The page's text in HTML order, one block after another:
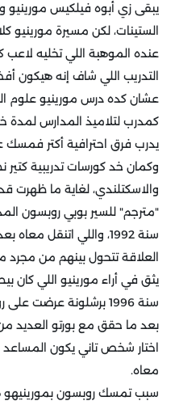
يبقى زي أبوه فيلكيس
الستينات، لكن مسيرة مورينيو
عنده الموهبة اللي تخليه لاعب
التدريب اللي شاف إنه هيكون
عشان كده درس مورينيو علوم
كمدرب لتلاميذ المدارس
يدرب فرق احترافية أكتر
وكمان خد كورسات تدريبية كتير
والاسكتلندي، لغاية ما ظهرت
"مترجم" للسير بوبي روبسون
العلاقة تتحول بينهم من
يثق في أراء مورينيو اللي كان
سنة 1996 برشلونة
بعد ما حقق مع بورتو العديد من
اختار شخص تاني يكون المساعد
معاه.
سبب تمسك روبسون بمورينيهو